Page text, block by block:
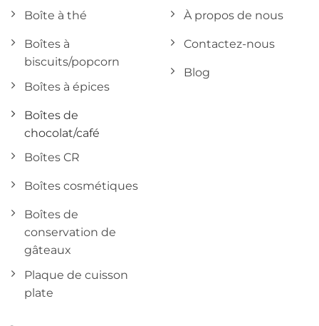
Boîte à thé
Boîtes à
biscuits/popcorn
Boîtes à épices
Boîtes de
chocolat/café
Boîtes CR
Boîtes cosmétiques
Boîtes de
conservation de
gâteaux
Plaque de cuisson
plate
À propos de nous
Contactez-nous
Blog